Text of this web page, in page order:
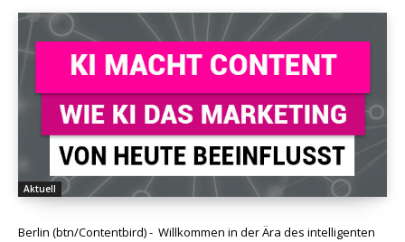
Aktuell
Berlin (btn/Contentbird) - Willkommen in der Ära des intelligenten